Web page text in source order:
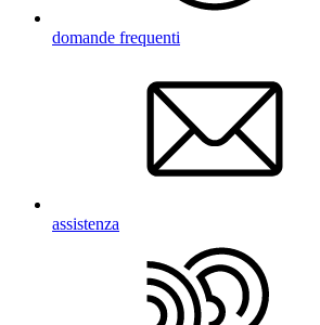
domande frequenti
assistenza